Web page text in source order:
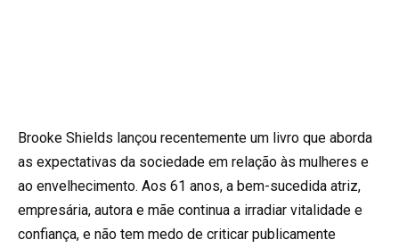
Brooke Shields lançou recentemente um livro que aborda
as expectativas da sociedade em relação às mulheres e
ao envelhecimento. Aos 61 anos, a bem-sucedida atriz,
empresária, autora e mãe continua a irradiar vitalidade e
confiança, e não tem medo de criticar publicamente